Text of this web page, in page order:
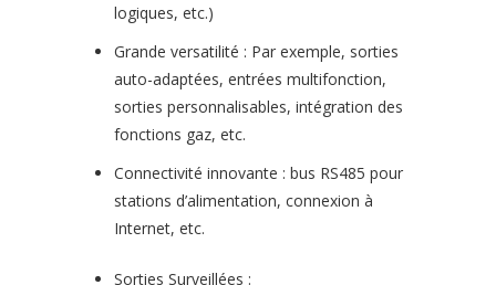
logiques, etc.)
Grande versatilité : Par exemple, sorties
auto-adaptées, entrées multifonction,
sorties personnalisables, intégration des
fonctions gaz, etc.
Connectivité innovante : bus RS485 pour
stations d’alimentation, connexion à
Internet, etc.
Sorties Surveillées :